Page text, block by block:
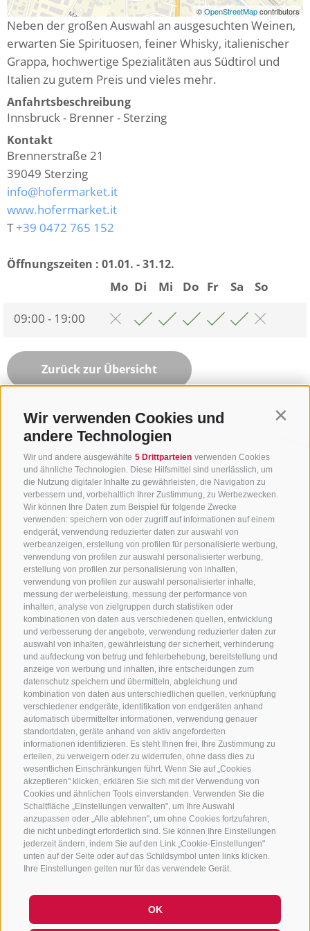
Wir verwenden Cookies und
andere Technologien
Wir und andere ausgewählte 5 Drittparteien verwenden Cookies
und ähnliche Technologien. Diese Hilfsmittel sind unerlässlich, um
die Nutzung digitaler Inhalte zu gewährleisten, die Navigation zu
verbessern und, vorbehaltlich Ihrer Zustimmung, zu Werbezwecken.
Wir können Ihre Daten zum Beispiel für folgende Zwecke
verwenden: speichern von oder zugriff auf informationen auf einem
endgerät, verwendung reduzierter daten zur auswahl von
werbeanzeigen, erstellung von profilen für personalisierte werbung,
verwendung von profilen zur auswahl personalisierter werbung,
erstellung von profilen zur personalisierung von inhalten,
verwendung von profilen zur auswahl personalisierter inhalte,
messung der werbeleistung, messung der performance von
inhalten, analyse von zielgruppen durch statistiken oder
kombinationen von daten aus verschiedenen quellen, entwicklung
und verbesserung der angebote, verwendung reduzierter daten zur
auswahl von inhalten, gewährleistung der sicherheit, verhinderung
und aufdeckung von betrug und fehlerbehebung, bereitstellung und
anzeige von werbung und inhalten, ihre entscheidungen zum
datenschutz speichern und übermitteln, abgleichung und
kombination von daten aus unterschiedlichen quellen, verknüpfung
verschiedener endgeräte, identifikation von endgeräten anhand
automatisch übermittelter informationen, verwendung genauer
standortdaten, geräte anhand von aktiv angeforderten
informationen identifizieren. Es steht Ihnen frei, Ihre Zustimmung zu
erteilen, zu verweigern oder zu widerrufen, ohne dass dies zu
wesentlichen Einschränkungen führt. Wenn Sie auf „Cookies
akzeptieren" klicken, erklären Sie sich mit der Verwendung von
Cookies und ähnlichen Tools einverstanden. Verwenden Sie die
Schaltfläche „Einstellungen verwalten", um Ihre Auswahl
anzupassen oder „Alle ablehnen", um ohne Cookies fortzufahren,
die nicht unbedingt erforderlich sind. Sie können Ihre Einstellungen
jederzeit ändern, indem Sie auf den Link „Cookie-Einstellungen"
unten auf der Seite oder auf das Schildsymbol unten links klicken.
Ihre Einstellungen gelten nur für das verwendete Gerät.
OK
©OpenStreetMapcontributors
Neben der großen Auswahl an ausgesuchten Weinen,
erwarten Sie Spirituosen, feiner Whisky, italienischer
Grappa, hochwertige Spezialitäten aus Südtirol und
Italien zu gutem Preis und vieles mehr.
Anfahrtsbeschreibung
Innsbruck - Brenner - Sterzing
Kontakt
Brennerstraße 21
39049 Sterzing
info@hofermarket.it
www.hofermarket.it
T+39 0472 765 152
Öffnungszeiten : 01.01. - 31.12.
Mo Di Mi Do Fr Sa
So
09:00 - 19:00
Zurück zur Übersicht
KONTAKTIERE UNS
+39 0472 765 325
info@sterzing.com
NEWSLETTER
Bleib am Laufenden
Newsletter Anmelden